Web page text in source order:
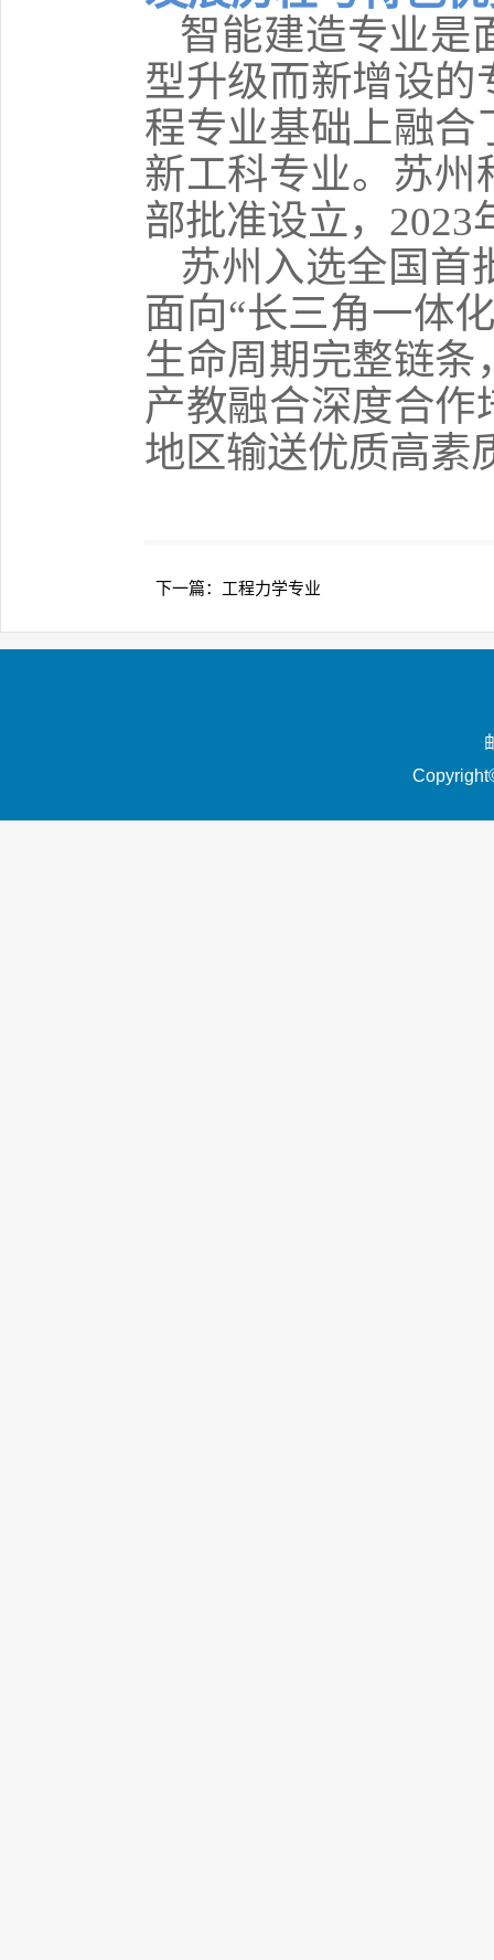
智能建造专业是
型升级而新增设的
程专业基础上融合
新工科专业。苏州
部批准设立，2023
苏州入选全国首
面向“长三角一体
生命周期完整链条
产教融合深度合作
地区输送优质高素
下一篇： 工程力学专业